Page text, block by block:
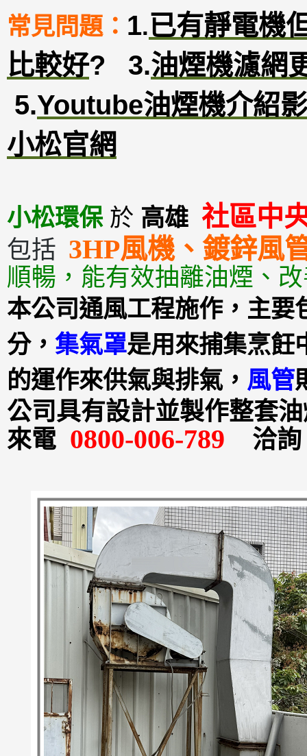
常見問題： 1.已有靜電機
比較好? 3.油煙機濾網
5.Youtube油煙機介紹
小松官網
小松環保 於 高雄 社區中
包括 3HP風機、鍍鋅風
順暢，能有效抽離油煙、
本公司通風工程施作，主要
分， 集氣罩是用來捕集烹飪
的運作來供氣與排氣， 風管
公司具有設計並製作整套
來電 0800-006-789 洽